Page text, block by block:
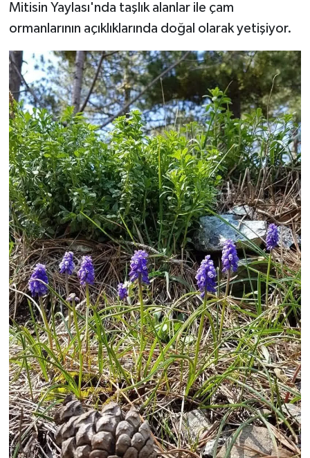
Mitisin Yaylası'nda taşlık alanlar ile çam
ormanlarının açıklıklarında doğal olarak yetişiyor.